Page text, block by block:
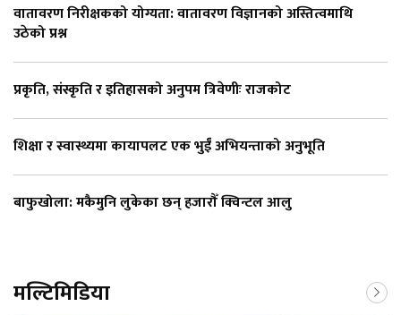
वातावरण निरीक्षकको योग्यता: वातावरण विज्ञानको अस्तित्वमाथि
उठेको प्रश्न
प्रकृति, संस्कृति र इतिहासको अनुपम त्रिवेणीः राजकोट
शिक्षा र स्वास्थ्यमा कायापलट एक भुईँ अभियन्ताको अनुभूति
बाफुखोला: मकैमुनि लुकेका छन् हजारौँ क्विन्टल आलु
मल्टिमिडिया